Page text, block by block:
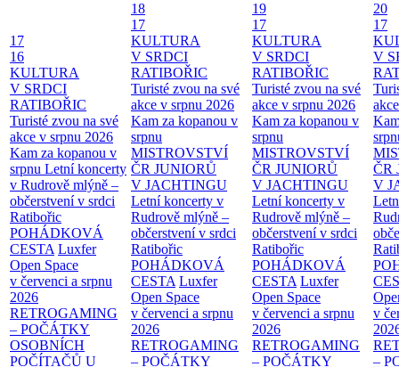
17
16
KULTURA
V SRDCI
RATIBOŘIC
Turisté zvou na své
akce v srpnu 2026
Kam za kopanou v
srpnu Letní koncerty
v Rudrově mlýně –
občerstvení v srdci
Ratibořic
POHÁDKOVÁ
CESTA Luxfer
Open Space
v červenci a srpnu
2026
RETROGAMING
– POČÁTKY
OSOBNÍCH
POČÍTAČŮ U
18
17
KULTURA
V SRDCI
RATIBOŘIC
Turisté zvou na své
akce v srpnu 2026
Kam za kopanou v
srpnu
MISTROVSTVÍ
ČR JUNIORŮ
V JACHTINGU
Letní koncerty v
Rudrově mlýně –
občerstvení v srdci
Ratibořic
POHÁDKOVÁ
CESTA Luxfer
Open Space
v červenci a srpnu
2026
RETROGAMING
– POČÁTKY
19
17
KULTURA
V SRDCI
RATIBOŘIC
Turisté zvou na své
akce v srpnu 2026
Kam za kopanou v
srpnu
MISTROVSTVÍ
ČR JUNIORŮ
V JACHTINGU
Letní koncerty v
Rudrově mlýně –
občerstvení v srdci
Ratibořic
POHÁDKOVÁ
CESTA Luxfer
Open Space
v červenci a srpnu
2026
RETROGAMING
– POČÁTKY
20
17
V
ČR
V
v
–